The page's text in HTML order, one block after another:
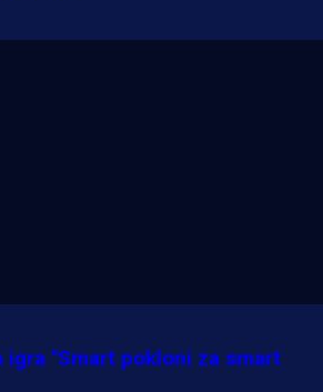
igra "Smart pokloni za smart